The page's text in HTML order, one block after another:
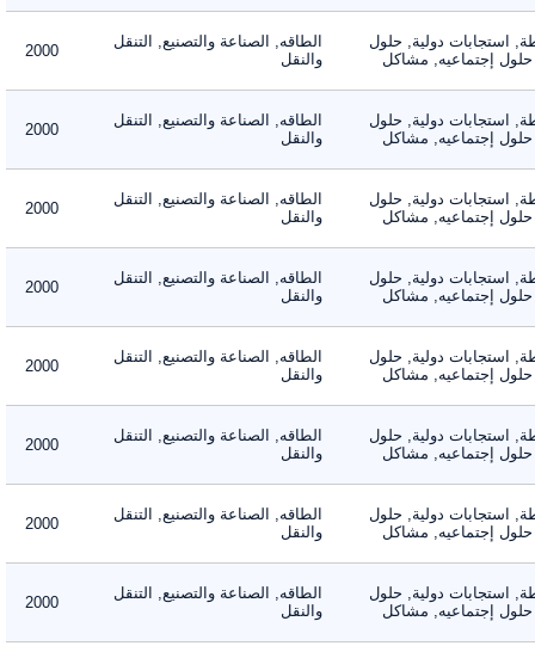
استجابات دولية, حلول
إجتماعيه, مشاكل
الطاقه, الصناعة والتصنيع, التنقل
والنقل
2000
استجابات دولية, حلول
إجتماعيه, مشاكل
الطاقه, الصناعة والتصنيع, التنقل
والنقل
2000
استجابات دولية, حلول
إجتماعيه, مشاكل
الطاقه, الصناعة والتصنيع, التنقل
والنقل
2000
استجابات دولية, حلول
إجتماعيه, مشاكل
الطاقه, الصناعة والتصنيع, التنقل
والنقل
2000
استجابات دولية, حلول
إجتماعيه, مشاكل
الطاقه, الصناعة والتصنيع, التنقل
والنقل
2000
استجابات دولية, حلول
إجتماعيه, مشاكل
الطاقه, الصناعة والتصنيع, التنقل
والنقل
2000
استجابات دولية, حلول
إجتماعيه, مشاكل
الطاقه, الصناعة والتصنيع, التنقل
والنقل
2000
استجابات دولية, حلول
إجتماعيه, مشاكل
الطاقه, الصناعة والتصنيع, التنقل
والنقل
2000